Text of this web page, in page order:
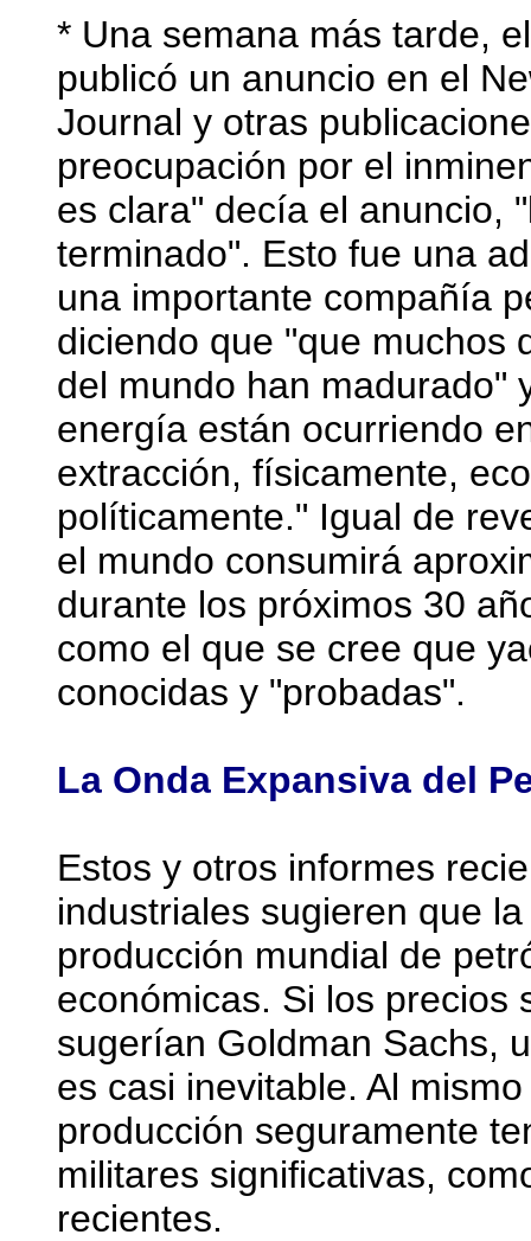
* Una semana más tarde,
publicó un anuncio en el
Journal y otras
preocupación por el
es clara" decía el anuncio,
terminado". Esto fue una
una importante compañía
diciendo que "que muchos
del mundo han madurado"
energía están ocurriendo
extracción, físicamente,
políticamente." Igual de
el mundo consumirá
durante los próximos 30
como el que se cree que
conocidas y "probadas".
La Onda Expansiva del
Estos y otros informes
industriales sugieren que
producción mundial de
económicas. Si los precios
sugerían Goldman Sachs,
es casi inevitable. Al
producción seguramente
militares significativas,
recientes.